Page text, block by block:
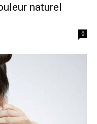
naturel
0